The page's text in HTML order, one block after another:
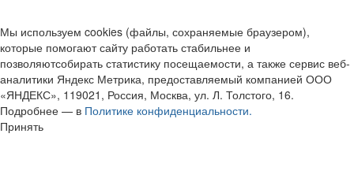
Мы используем cookies (файлы, сохраняемые браузером),
которые помогают сайту работать стабильнее и
позволяютсобирать статистику посещаемости, а также сервис веб-
аналитики Яндекс Метрика, предоставляемый компанией ООО
«ЯНДЕКС», 119021, Россия, Москва, ул. Л. Толстого, 16.
Подробнее — в Политике конфиденциальности.
Принять